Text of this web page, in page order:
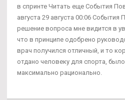
в спринте Читать еще События
августа 29 августа 00:06 События
решение вопроса мне видится в
что в принципе одобрено
врач получился отличный, и то
отдано человеку для спорта,
максимально рационально.